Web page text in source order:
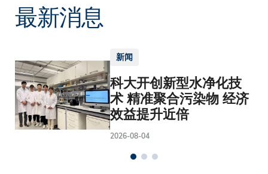
最新消息
新闻
科大开创新型水净化技
术 精准聚合污染物 经济
效益提升近倍
2026-08-04